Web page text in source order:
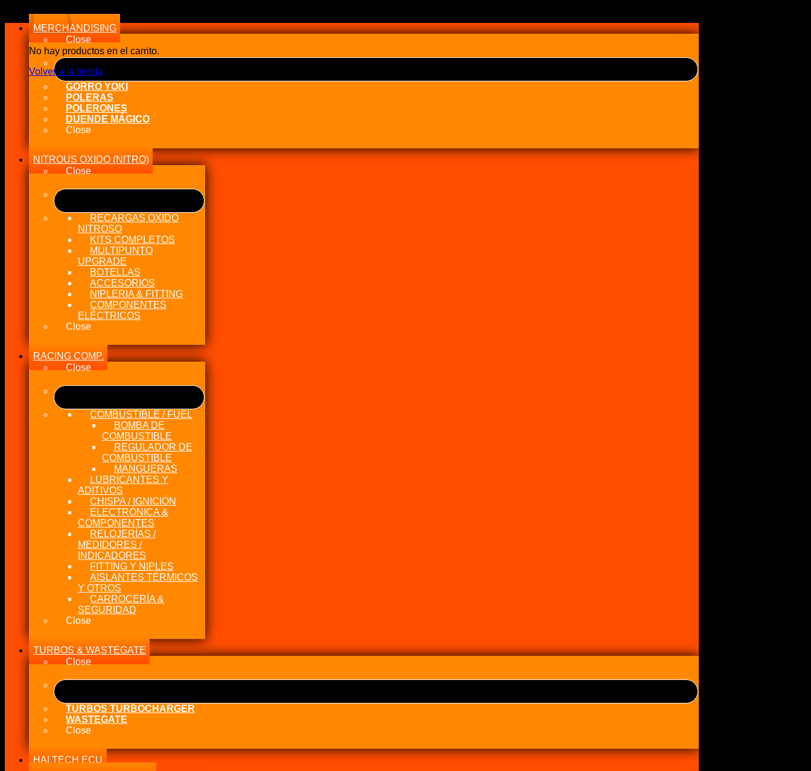
No hay productos en el carrito.
Volver a la tienda
MERCHANDISING
Close
GORRO YOKI
POLERAS
POLERONES
DUENDE MÁGICO
Close
NITROUS OXIDO (NITRO)
Close
RECARGAS OXIDO
NITROSO
KITS COMPLETOS
MULTIPUNTO
UPGRADE
BOTELLAS
ACCESORIOS
NIPLERIA & FITTING
COMPONENTES
ELÉCTRICOS
Close
RACING COMP.
Close
COMBUSTIBLE / FUEL
BOMBA DE
COMBUSTIBLE
REGULADOR DE
COMBUSTIBLE
MANGUERAS
LUBRICANTES Y
ADITIVOS
CHISPA / IGNICIÓN
ELECTRÓNICA &
COMPONENTES
RELOJERÍAS /
MEDIDORES /
INDICADORES
FITTING Y NIPLES
AISLANTES TÉRMICOS
Y OTROS
CARROCERÍA &
SEGURIDAD
Close
TURBOS & WASTEGATE
Close
TURBOS TURBOCHARGER
WASTEGATE
Close
HALTECH ECU